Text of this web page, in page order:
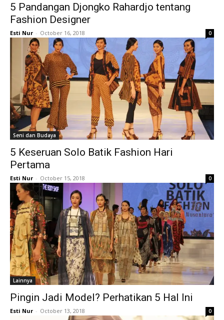
5 Pandangan Djongko Rahardjo tentang
Fashion Designer
Esti Nur - October 16, 2018 0
Seni dan Budaya
5 Keseruan Solo Batik Fashion Hari
Pertama
Esti Nur - October 15, 2018 0
Lainnya
Pingin Jadi Model? Perhatikan 5 Hal Ini
Esti Nur - October 13, 2018 0